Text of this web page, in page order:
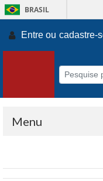
BRASIL
Entre ou cadastre-
Menu